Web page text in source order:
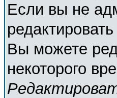
Если вы не
Вы можете
некоторого